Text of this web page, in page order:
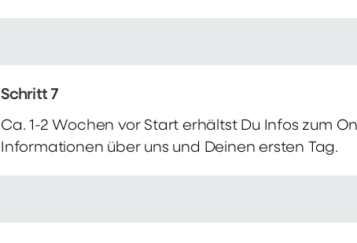
Schritt 7
Ca. 1-2 Wochen vor Start erhältst Du Infos zum
Informationen über uns und Deinen ersten Tag.